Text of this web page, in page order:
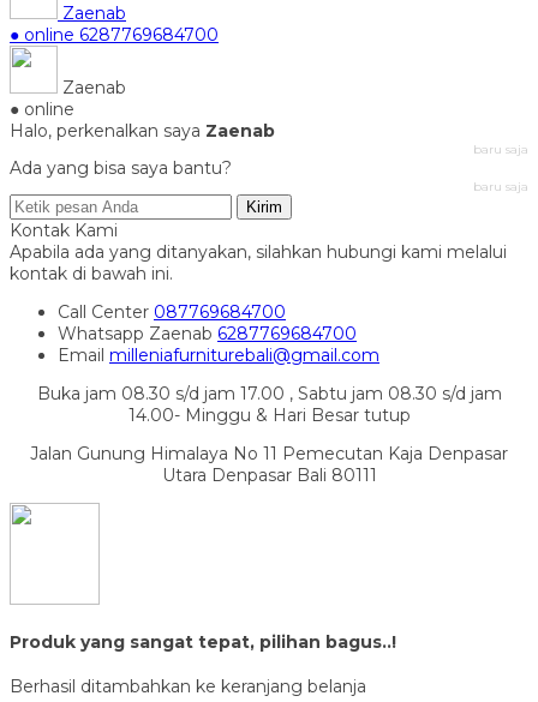
Zaenab
● online 6287769684700
Zaenab
● online
Halo, perkenalkan saya Zaenab
baru saja
Ada yang bisa saya bantu?
baru saja
Kirim
Kontak Kami
Apabila ada yang ditanyakan, silahkan hubungi kami melalui
kontak di bawah ini.
Call Center 087769684700
Whatsapp Zaenab 6287769684700
Email milleniafurniturebali@gmail.com
Buka jam 08.30 s/d jam 17.00 , Sabtu jam 08.30 s/d jam
14.00- Minggu & Hari Besar tutup
Jalan Gunung Himalaya No 11 Pemecutan Kaja Denpasar
Utara Denpasar Bali 80111
Produk yang sangat tepat, pilihan bagus..!
Berhasil ditambahkan ke keranjang belanja